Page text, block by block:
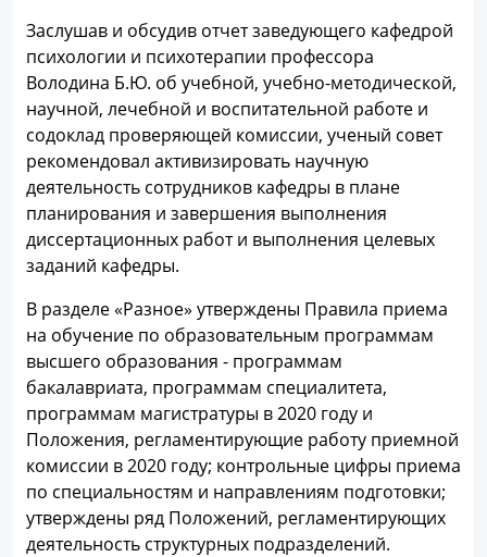
Заслушав и обсудив отчет заведующего кафедрой
психологии и психотерапии профессора
Володина Б.Ю. об учебной, учебно-методической,
научной, лечебной и воспитательной работе и
содоклад проверяющей комиссии, ученый совет
рекомендовал активизировать научную
деятельность сотрудников кафедры в плане
планирования и завершения выполнения
диссертационных работ и выполнения целевых
заданий кафедры.
В разделе «Разное» утверждены Правила приема
на обучение по образовательным программам
высшего образования - программам
бакалавриата, программам специалитета,
программам магистратуры в 2020 году и
Положения, регламентирующие работу приемной
комиссии в 2020 году; контрольные цифры приема
по специальностям и направлениям подготовки;
утверждены ряд Положений, регламентирующих
деятельность структурных подразделений.